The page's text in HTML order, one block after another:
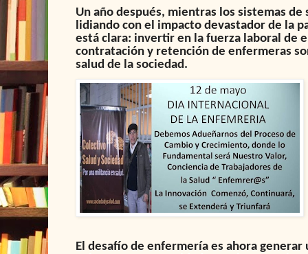
Un año después, mientras los sistemas
lidiando con el impacto devastador de la
está clara: invertir en la fuerza laboral de
contratación y retención de enfermeras
salud de la sociedad.
El desafío de enfermería es ahora generar